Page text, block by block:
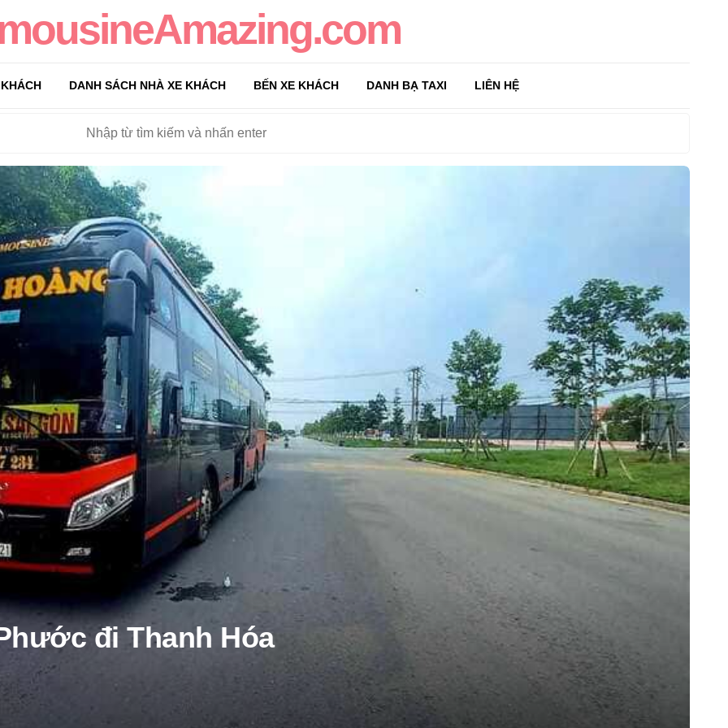
DANH SÁCH NHÀ XE KHÁCH BẾN XE KHÁCH DANH BẠ TAXI LIÊN HỆ
đi Thanh Hóa